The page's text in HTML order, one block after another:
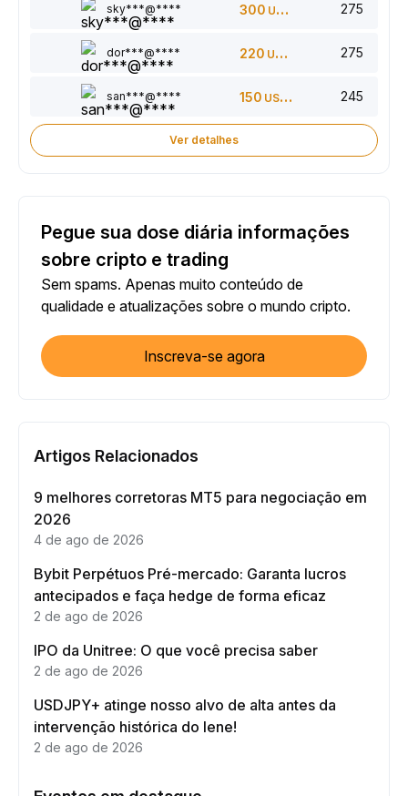
sky***@**** 300 USDT 275
dor***@**** 220 USDT 275
san***@**** 150 USDT 245
Ver detalhes
Pegue sua dose diária informações
sobre cripto e trading
Sem spams. Apenas muito conteúdo de
qualidade e atualizações sobre o mundo cripto.
Inscreva-se agora
Artigos Relacionados
9 melhores corretoras MT5 para negociação em
2026
4 de ago de 2026
Bybit Perpétuos Pré-mercado: Garanta lucros
antecipados e faça hedge de forma eficaz
2 de ago de 2026
IPO da Unitree: O que você precisa saber
2 de ago de 2026
USDJPY+ atinge nosso alvo de alta antes da
intervenção histórica do Iene!
2 de ago de 2026